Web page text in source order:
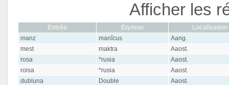
Afficher les
Entrée Étymon
Localisation
manz
manĭcus
Aang.
mest
maktra
Aaost.
rosa
*rusia
Aaost.
roisa
*rusia
Aaost.
dubluna
Double
Aaost.